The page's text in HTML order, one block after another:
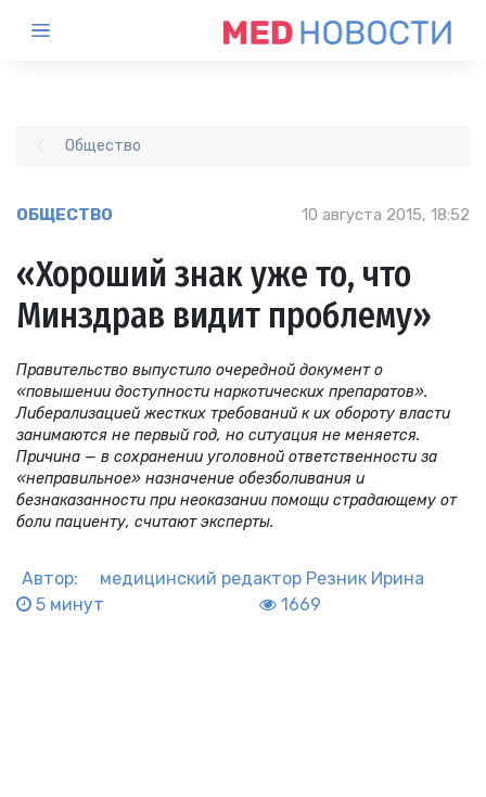
Общество
ОБЩЕСТВО 10 августа 2015, 18:52
«Хороший знак уже то, что
Минздрав видит проблему»
Правительство выпустило очередной документ о
«повышении доступности наркотических препаратов».
Либерализацией жестких требований к их обороту власти
занимаются не первый год, но ситуация не меняется.
Причина — в сохранении уголовной ответственности за
«неправильное» назначение обезболивания и
безнаказанности при неоказании помощи страдающему от
боли пациенту, считают эксперты.
Автор: медицинский редактор Резник Ирина
5 минут
1669